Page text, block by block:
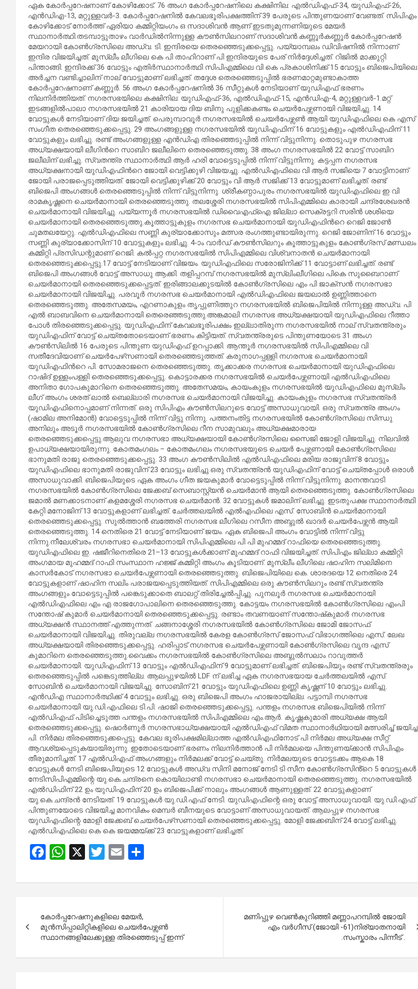
ഏക കോര്‍പ്പറേഷനാണ് കോഴിക്കോട്. 76 അംഗ കോര്‍പ്പറേഷനിലെ കക്ഷിനില: എല്‍ഡിഎഫ്-34, യുഡിഎഫ്-26,
എന്‍ഡിഎ-13, മറ്റുള്ളവര്‍-3. കോര്‍പ്പറേഷനില്‍ കേവലഭൂരിപക്ഷത്തിന് 39 പേരുടെ പിന്തുണയാണ് വേണ്ടത്. സിപിഎം
കോഴിക്കോട് നോര്‍ത്ത് ഏരിയാ കമ്മിറ്റിയംഗം ഒ സദാശിവന്‍ ആണ് ഇടതുമുന്നണിയുടെ മേയര്‍
സ്ഥാനാര്‍ത്ഥി.തടമ്പാട്ടുതാഴം വാര്‍ഡില്‍നിന്നുള്ള കൗണ്‍സിലറാണ് സദാശിവന്‍.കണ്ണൂര്‍കണ്ണൂര്‍ കോര്‍പ്പറേഷന്‍
മേയറായി കോണ്‍ഗ്രസിലെ അഡ്വ. ടി. ഇന്ദിരയെ തെരഞ്ഞെടുക്കപ്പെട്ടു. പയ്യാമ്പലം ഡിവിഷനില്‍ നിന്നാണ്
ഇന്ദിര വിജയിച്ചത്. മുസ്ലീം ലീഗിലെ കെ പി താഹിറാണ് പി ഇന്ദിരയുടെ പേര് നിർദ്ദേശിച്ചത്. റിജിൽ മാക്കുറ്റി
പിന്താങ്ങി. ഇന്ദിരക്ക് 36 വോട്ടും എതിര്‍സ്ഥാനാര്‍ത്ഥി സിപിഎമ്മിലെ വി കെ പ്രകാശിനിക്ക് 15 വോട്ടും ബിജെപിയിലെ
അര്‍ച്ചന വണ്ടിച്ചാലിന് നാല് വോട്ടുമാണ് ലഭിച്ചത്. തദ്ദേശ തെരഞ്ഞെടുപ്പില്‍ ഭരണമാറ്റമുണ്ടാകാത്ത
കോര്‍പ്പറേഷനാണ് കണ്ണൂര്‍. 56 അംഗ കോര്‍പ്പറേഷനില്‍ 36 സീറ്റുകള്‍ നേടിയാണ് യുഡിഎഫ് ഭരണം
നിലനിര്‍ത്തിയത്. നഗരസഭയിലെ കക്ഷിനില: യുഡിഎഫ്-36, എല്‍ഡിഎഫ്-15, എന്‍ഡിഎ-4, മറ്റുള്ളവര്‍-1.മറ്റ്
ഇടങ്ങളില്‍പാലാ നഗരസഭയിൽ 21 കാരിയായ ദിയ ബിനു പുളിക്കകണ്ടം ചെയർപേഴ്സണായി വിജയിച്ചു. 14
വോട്ടുകൾ നേടിയാണ് ദിയ ജയിച്ചത്. പെരുമ്പാവൂർ നഗരസഭയിൽ ചെയർപേഴ്സൺ ആയി യുഡിഎഫിലെ കെ എസ്
സംഗീത തെരഞ്ഞെടുക്കപ്പെട്ടു. 29 അംഗങ്ങളുള്ള നഗരസഭയിൽ യുഡിഎഫിന് 16 വോട്ടുകളും എൽഡിഎഫിന് 11
വോട്ടുകളും ലഭിച്ചു. രണ്ട് അംഗങ്ങളുള്ള എൻഡിഎ തിരഞ്ഞെടുപ്പിൽ നിന്ന് വിട്ടുനിന്നു. തൊടുപുഴ നഗരസഭ
അധ്യക്ഷയായി ലീഗിന്‍റെ സാബിറ ജലീലിനെ തെരഞ്ഞെടുത്തു. 38 അംഗ നഗരസഭയിൽ 22 വോട്ട് സാബിറ
ജലീലിന് ലഭിച്ചു. സ്വതന്ത്ര സ്ഥാനാർത്ഥി ആര്‍ ഹരി വോട്ടെടുപ്പിൽ നിന്ന് വിട്ടുനിന്നു. കട്ടപ്പന നഗരസഭ
അധ്യക്ഷനായി യുഡിഎഫിന്‍റെ ജോയി വെട്ടിക്കുഴി വിജയച്ചു. എൽഡിഎഫിലെ വി ആർ സജിയെ 7 വോട്ടിനാണ്
ജോയി പരാജപ്പെടുത്തിയത്. ജോയി വെട്ടിക്കുഴിക്ക് 20 വോട്ടും വി ആർ സജിക്ക് 13 വോട്ടുമാണ് ലഭിച്ചത്. രണ്ട്
ബിജെപി അംഗങ്ങൾ തെരഞ്ഞെടുപ്പില്‍ നിന്ന് വിട്ടുനിന്നു. ശ്രീകണ്ഠാപുരം നഗരസഭയില്‍ യുഡിഎഫിലെ ഇ വി
രാമകൃഷ്ണനെ ചെയർമാനായി തെരഞ്ഞെടുത്തു. തലശ്ശേരി നഗരസഭയില്‍ സിപിഎമ്മിലെ കാരായി ചന്ദ്രശേഖരൻ
ചെയർമാനായി വിജയിച്ചു. പയ്യന്നൂർ നഗരസഭയില്‍ ഡിവൈഎഫ്ഐ ജില്ലാ സെക്രട്ടറി സരിൻ ശശിയെ
ചെയർമാനായി തെരഞ്ഞെടുത്തു.കൂത്താട്ടുകുളം നഗരസഭ ചെയർമാനായി യുഡിഎഫിന്‍റെ റെജി ജോൺ
ചുമതലയേറ്റു. എൽഡിഎഫിലെ സണ്ണി കുര്യാക്കോസും മത്സര രംഗത്തുണ്ടായിരുന്നു. റെജി ജോണിന് 16 വോട്ടും
സണ്ണി കുര്യാക്കോസിന് 10 വോട്ടുകളും ലഭിച്ചു. 4-ാം വാർഡ് കൗൺസിലറും കൂത്താട്ടുകുളം കോൺഗ്രസ് മണ്ഡലം
കമ്മിറ്റി പ്രസിഡന്റുമാണ് റെജി. കൽപ്പറ്റ നഗരസഭയില്‍ സിപിഎമ്മിലെ വിശ്വനാതൻ ചെയർമാനായി
തെരഞ്ഞെടുക്കപ്പെട്ടു.17 വോട്ട് നേടിയാണ് വിജയം. യുഡിഎഫിലെ സരോജിനിക്ക് 11 വോട്ടാണ് ലഭിച്ചത്. രണ്ട്
ബിജെപി അംഗങ്ങൾ വോട്ട് അസാധു ആക്കി. തളിപ്പറമ്പ് നഗരസഭയില്‍ മുസ്ലിംലീഗിലെ പികെ സുബൈറാണ്
ചെയർമാനായി തെരഞ്ഞെടുക്കപ്പെട്ടത്. ഇരിങ്ങാലക്കുടയിൽ കോൺഗ്രസിലെ എം പി ജാക്സൻ നഗരസഭാ
ചെയർമാനായി വിജയിച്ചു. പരവൂർ നഗരസഭ ചെയർമാനായി എൽഡിഎഫിലെ ജയലാൽ ഉണ്ണിത്താനെ
തെരഞ്ഞെടുത്തു. അതേസമയം, എറണാകുളം തൃപ്പുണിത്തുറ നഗരസഭയിൽ ബിജെപിയിൽ നിന്നുള്ള അഡ്വ. പി
എൽ ബാബവിനെ ചെയർമാനായി തെരെഞ്ഞടുത്തു.അങ്കമാലി നഗരസഭ അധ്യക്ഷയായി യുഡിഎഫിലെ റീത്താ
പോൾ തിരഞ്ഞെടുക്കപ്പെട്ടു. യുഡിഎഫിന് കേവലഭൂരിപക്ഷം ഇല്ലാതിരുന്ന നഗരസഭയിൽ നാല് സ്വതന്ത്രരും
യുഡിഎഫിന് വോട്ട് ചെയ്തതോടെയാണ് ഭരണം കിട്ടിയത്. സ്വതന്ത്രരുടെ പിന്തുണയോടെ 31 അംഗ
കൗൺസിലിൽ 16 പേരുടെ പിന്തുണ യുഡിഎഫ് ഉറപ്പാക്കി. ആന്തൂർ നഗരസഭയിൽ സിപിഎമ്മിലെ വി
സതീദേവിയാണ് ചെയര്‍പേഴ്‌സണായി തെരഞ്ഞെടുത്തത്. കരുനാഗപ്പള്ളി നഗരസഭ ചെയർമാനായി
യുഡിഎഫിന്‍റെ പി. സോമരാജനെ തെരഞ്ഞെടുത്തു. തൃക്കാക്കര നഗരസഭ ചെയർമാനായി യുഡിഎഫിലെ
റാഷിദ് ഉള്ളംപള്ളി തെരഞ്ഞെടുക്കപ്പെട്ടു. കൊട്ടാരക്കര നഗരസഭയില്‍ ചെയർപേഴ്സണായി എൽഡിഎഫിലെ
അനിതാ ഗോപകുമാറിനെ തെരഞ്ഞെടുത്തു. അതേസമയം, കായംകുളം നഗരസഭയിൽ യുഡിഎഫിലെ മുസ്ലിം
ലീഗ് അംഗം ശരത് ലാൽ ബെല്ലാരി നഗരസഭ ചെയർമാനായി വിജയിച്ചു. കായംകുളം നഗരസഭ സ്വതന്ത്രർ
യുഡിഎഫിനൊപ്പമാണ് നിന്നത്. ഒരു സിപിഎം കൗൺസിലറുടെ വോട്ട് അസാധുവായി. ഒരു സ്വതന്ത്ര അംഗം
(ഷാമില അനിമോൻ) വോട്ടെടുപ്പിൽ നിന്ന് വിട്ടു നിന്നു. പത്തനംതിട്ട നഗരസഭയില്‍ കോൺഗ്രസിലെ സിന്ധു
അനിലും അടൂർ നഗരസഭയിൽ കോൺഗ്രസിലെ റീന സാമുവലും അധ്യക്ഷമാരായ
തെരഞ്ഞെടുക്കപ്പെട്ടു.ആലുവ നഗരസഭാ അധ്യക്ഷയായി കോൺഗ്രസിലെ സൈജി ജോളി വിജയിച്ചു. നിലവിൽ
ഉപാധ്യക്ഷയായിരുന്നു. കോതമംഗലം – കോതമംഗലം നഗരസഭയുടെ ചെയർ പേഴ്സണായി കോൺഗ്രസിലെ
ഭാനുമതി രാജു തെരഞ്ഞെടുക്കപ്പെട്ടു. 33 അംഗ കൗൺസിലിൽ എല്‍ഡിഎഫിലെ മരിയ രാജുവിന് 8 വോട്ടും
യുഡിഎഫിലെ ഭാനുമതി രാജുവിന് 23 വോട്ടും ലഭിച്ചു.ഒരു സ്വതന്ത്രൻ യുഡിഎഫിന് വോട്ട് ചെയ്തപ്പോൾ ഒരാൾ
അസാധുവാക്കി. ബിജെപിയുടെ ഏക അംഗം ഗീത ജയകുമാർ വോട്ടെടുപ്പിൽ നിന്ന് വിട്ടുനിന്നു. മാനന്തവാടി
നഗരസഭയിൽ കോൺഗ്രസിലെ ജേക്കബ് സെബാസ്റ്റ്യൻ ചെയർമാൻ ആയി തെരഞ്ഞെടുത്തു. കോൺഗ്രസിലെ
ജമാൽ മണക്കാടനാണ് കളമശ്ശേരി നഗരസഭ ചെയർമാൻ. 32 വോട്ടുകൾ ജമാലിന് ലഭിച്ചു. ഇടതുപക്ഷ സ്ഥാനാർത്ഥി
കേറ്റി മനോജിന് 13 വോട്ടുകളാണ് ലഭിച്ചത്. ചേർത്തലയിൽ എല്‍എഫിലെ എസ്. സോബിൻ ചെയർമാനായി
തെരഞ്ഞെടുക്കപ്പെട്ടു. സുൽത്താൻ ബത്തേരി നഗരസഭ ലീഗിലെ റസീന അബ്ദുൽ ഖാദർ ചെയർപേഴ്സൻ ആയി
തെരഞ്ഞെടുത്തു. 14 നെതിരെ 21 വോട്ട് നേടിയാണ് ജയം. ഏക ബിജെപി അംഗം വോട്ടിൽ നിന്ന് വിട്ടു
നിന്നു.നീലേശ്വരം നഗരസഭാ ചെയര്‍മാനായി സിപിഎമ്മിലെ പി പി മുഹമ്മദ് റാഫിയെ തെരഞ്ഞെടുത്തു.
യുഡിഎഫിലെ ഇ. ഷജീറിനെതിരെ 21–13 വോട്ടുകള്‍ക്കാണ് മുഹമ്മദ് റാഫി വിജയിച്ചത്. സിപിഎം ജില്ലാ കമ്മിറ്റി
അംഗമായ മുഹമ്മദ് റാഫി സംസ്ഥാന ഹജ്ജ് കമ്മിറ്റി അംഗം കൂടിയാണ്. മുസ്ലീം ലീഗിലെ ഷാഹിന സലിമിനെ
കാസർകോട് നഗരസഭാ ചെയർപേഴ്സണായി തെരഞ്ഞെടുത്തു. ബിജെപിയിലെ കെ. ശാരദയെ 12 നെതിരെ 24
വോട്ടുകളാണ് ഷാഹിന സലിം പരാജയപ്പെടുത്തിയത്. സിപിഎമ്മിലെ ഒരു കൗൺസിലറും രണ്ട് സ്വതന്ത്ര
അംഗങ്ങളും വോട്ടെടുപ്പിൽ പങ്കെടുക്കാതെ ബാലറ്റ് തിരിച്ചേൽപ്പിച്ചു. പുനലൂർ നഗരസഭ ചെയർമാനായി
എൽഡിഎഫിലെ എം എ രാജഗോപാലിനെ തെരഞ്ഞെടുത്തു. കോട്ടയം നഗരസഭയിൽ കോൺഗ്രസിലെ എംപി
സന്തോഷ് കുമാർ ചെയർമാനായി തെരഞ്ഞെടുക്കപ്പെട്ടു. രണ്ടാം തവണയാണ് സന്തോഷ്‌കുമാർ നഗരസഭ
അധ്യക്ഷൻ സ്ഥാനത്ത് എത്തുന്നത്. ചങ്ങനാശ്ശേരി നഗരസഭയിൽ കോൺഗ്രസിലെ ജോമി ജോസഫ്
ചെയർമാനായി വിജയിച്ചു. തിരുവല്ല നഗരസഭയിൽ കേരള കോൺഗ്രസ് ജോസഫ് വിഭാഗത്തിലെ എസ്. ലേഖ
അധ്യക്ഷയായി തിരഞ്ഞെടുക്കപ്പെട്ടു. ഹരിപ്പാട് നഗരസഭ ചെയർപേഴ്സണായി കോൺഗ്രസിലെ വൃന്ദ എസ്
കുമാറിനെ തെരഞ്ഞെടുത്തു.വൈക്കം നഗരസഭയിൽ കോൺഗ്രസിലെ അബ്ദുൽസലാം റാവുത്തർ
ചെയർമാനായി. യുഡിഎഫിന് 13 വോട്ടും എൽഡിഎഫിന് 9 വോട്ടുമാണ് ലഭിച്ചത്. ബിജെപിയും രണ്ട് സ്വതന്ത്രരും
തെരഞ്ഞെടുപ്പിൽ പങ്കെടുത്തില്ല. ആലപ്പുഴയിൽ LDF ന് ലഭിച്ച ഏക നഗരസഭയായ ചേർത്തലയിൽ എസ്.
സോബിൻ ചെയർമാനായി വിജയിച്ചു. സോബിന് 21 വോട്ടും യുഡിഎഫിലെ ഉണ്ണി കൃഷ്ണന് 10 വോട്ടും ലഭിച്ചു.
എന്‍ഡിഎ സ്ഥാനാർത്ഥിക്ക് 4 വോട്ടും ലഭിച്ചു. ഒരു ബിജെപി അംഗം ഹാജരായില്ല. പട്ടാമ്പി നഗരസഭ
ചെയർമാനായി യു.ഡി.എഫിലെ ടി.പി. ഷാജി തെരഞ്ഞെടുക്കപ്പെട്ടു. പന്തളം നഗരസഭ ബിജെപിയിൽ നിന്ന്
എൽഡിഎഫ് പിടിച്ചെടുത്ത പന്തളം നഗരസഭയിൽ സിപിഎമ്മിലെ എം.ആർ. കൃഷ്ണകുമാരി അധ്യക്ഷ ആയി
തെരഞ്ഞെടുക്കപ്പെട്ടു. ഷൊർണൂർ നഗരസഭാധ്യക്ഷയായി എൽഡിഎഫ് വിമത സ്ഥാനാർഥിയായി മത്സരിച്ച് ജയിച്ച
പി. നിർമല തിരഞ്ഞെടുക്കപ്പെട്ടു. കേവല ഭൂരിപക്ഷമില്ലാത്ത എൽഡിഎഫിനോട് പി നിർമല അധ്യക്ഷ സീറ്റ്
ആവശ്യപ്പെടുകയായിരുന്നു. ഇതോടെയാണ് ഭരണം നിലനിർത്താൻ പി നിർമലയെ പിന്തുണയ്ക്കാൻ സിപിഎം
തീരുമാനിച്ചത്. 17 എൽഡിഎഫ് അംഗങ്ങളും നിർമലക്ക് വോട്ട് ചെയ്തു. നിർമലയുടെ വോട്ടടക്കം ആകെ 18
വോട്ടുകൾ നേടി ബിജെപിയുടെ 12 വോട്ടുകൾ അഡ്വ സിനി മനോജ് നേടി ടി സീന കോൺഗ്രസിൻ്റെ 5 വോട്ടുകൾ
നേടിസിപിഎമ്മിന്റെ യു.കെ.ചന്ദ്രനെ കൊയിലാണ്ടി നഗരസഭാ ചെയര്‍മാനായി തെരഞ്ഞെടുത്തു. നഗരസഭയിൽ
എൽഡിഫിന് 22 ഉം യുഡിഎഫിന് 20 ഉം ബിജെപിക്ക് നാലും അംഗങ്ങൾ ആണുള്ളത്. 22 വോട്ടുകളാണ്
യു.കെ.ചന്ദ്രന്‍ നേടിയത്. 19 വോട്ടുകള്‍ യു.ഡി.എഫ് നേടി. യുഡിഎഫിന്റെ ഒരു വോട്ട് അസാധുവായി. യു.ഡി.എഫ്
പിന്തുണയോടെ വിജയിച്ച മാനവികം മെമ്പർ ബീനയുടെ വോട്ടാണ് അസാധുവായത്. ആലപ്പുഴ നഗരസഭ
യു‍ഡിഎഫിന്റെ മോളി ജേക്കബ് ചെയർപേഴ്‌സണായി തെരഞ്ഞെടുക്കപ്പെട്ടു. മോളി ജേക്കബിന് 24 വോട്ട് ലഭിച്ചു.
എല്‍ഡിഎഫിലെ കെ കെ ജയമ്മയ്ക്ക് 23 വോട്ടുകളാണ് ലഭിച്ചത്.
F
ce
o
o
k
W
at
A
p
p
X
T
tt
E
ail ar
navigation
കോ‌ർപ്പറേഷനുകളിലെ മേയർ,
മുൻസിപ്പാലിറ്റികളിലെ ചെയർപേഴ്സൺ
സ്ഥാനങ്ങളിലേക്കുള്ള തിരഞ്ഞെടുപ്പ് ഇന്ന്
മണിപ്പുഴ വെൺകുറിഞ്ഞി മണ്ണാപറമ്പിൽ ജോയി
എം വർഗീസ് (ജോയി -61)നിര്യാതനായി
.സംസ്കാരം പിന്നീട് .